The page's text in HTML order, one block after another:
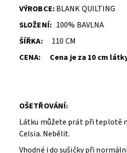
VÝROBCE:BLANK QUILTING
SLOŽENÍ:100% BAVLNA
ŠÍŘKA:110 CM
CENA: Cena je za 10 cm
OŠETŘOVÁNÍ:
Látku můžete prát při teplotě
Celsia. Nebělit.
Vhodné i do sušičky při